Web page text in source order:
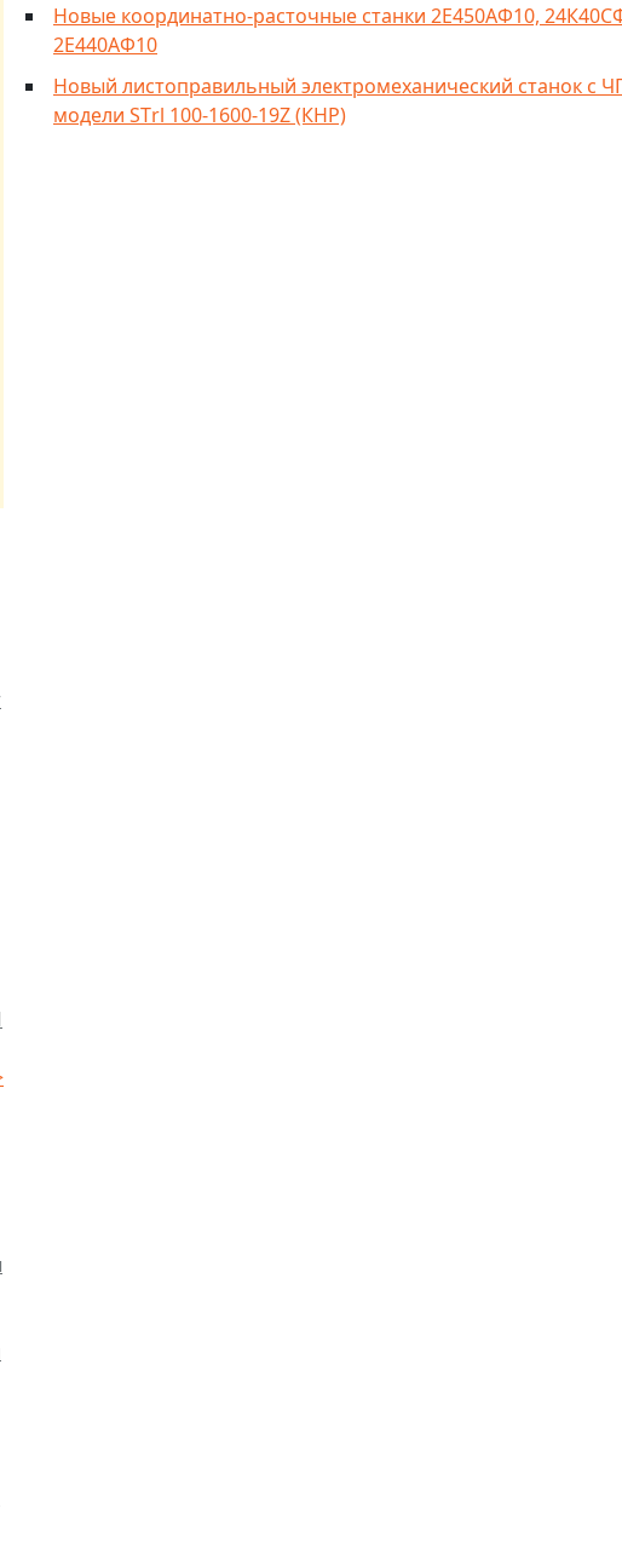
Новые координатно-расточные станки 2Е450АФ10,
2Е440АФ10
Новый листоправильный электромеханический станок с
модели SТrl 100-1600-19Z (КНР)